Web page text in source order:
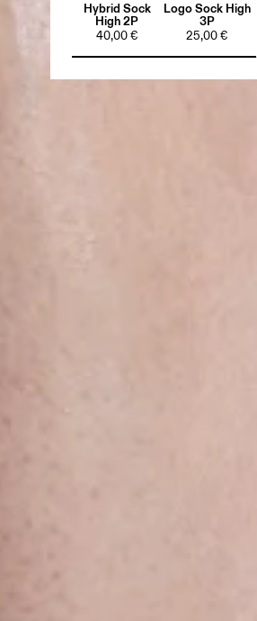
Hybrid Sock
High 2P
40,00 €
Logo Sock High
3P
25,00 €